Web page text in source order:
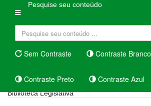
Pesquise seu conteúdo
Sem Contraste Contraste Branco
Contraste Preto Contraste Azul
Biblioteca Legislativa